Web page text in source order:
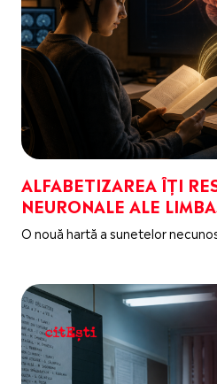
ALFABETIZAREA ÎȚI
NEURONALE ALE
O nouă hartă a sunetelor